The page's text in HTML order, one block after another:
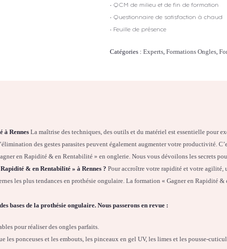
• QCM de milieu et de fin de formation
• Questionnaire de satisfaction à chaud
• Feuille de présence
Catégories : Experts Formations Ongles
à Rennes La maîtrise des techniques, des outils et du matériel est essentielle pour
des gestes parasites peuvent également augmenter votre productivité.
en Rapidité & en Rentabilité » en onglerie. Nous vous dévoilons les secrets
& en Rentabilité » à Rennes ? Pour accroître votre rapidité et votre
les plus tendances en prothésie ongulaire. La formation « Gagner en Rapidité
bases de la prothésie ongulaire. Nous passerons en revue :
pour réaliser des ongles parfaits.
ponceuses et les embouts, les pinceaux en gel UV, les limes et les pousse-